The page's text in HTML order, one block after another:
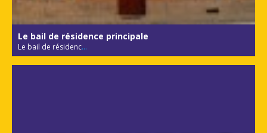
Le bail de résidence principale
Le bail de résidenc...